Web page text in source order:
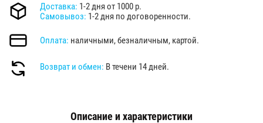
Доставка: 1-2 дня от 1000 р.
Самовывоз: 1-2 дня по договоренности.
Оплата: наличными, безналичным, картой.
Возврат и обмен: В течени 14 дней.
Описание и характеристики